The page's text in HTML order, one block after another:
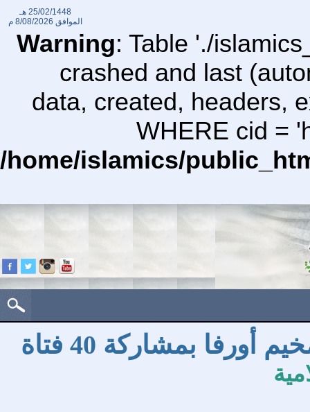
Warning: Table './
crashed and last
data, created, headers,
WHERE cid =
/home/islamics/
25/02/1448 هـ
الموافق 8/08/2026 م